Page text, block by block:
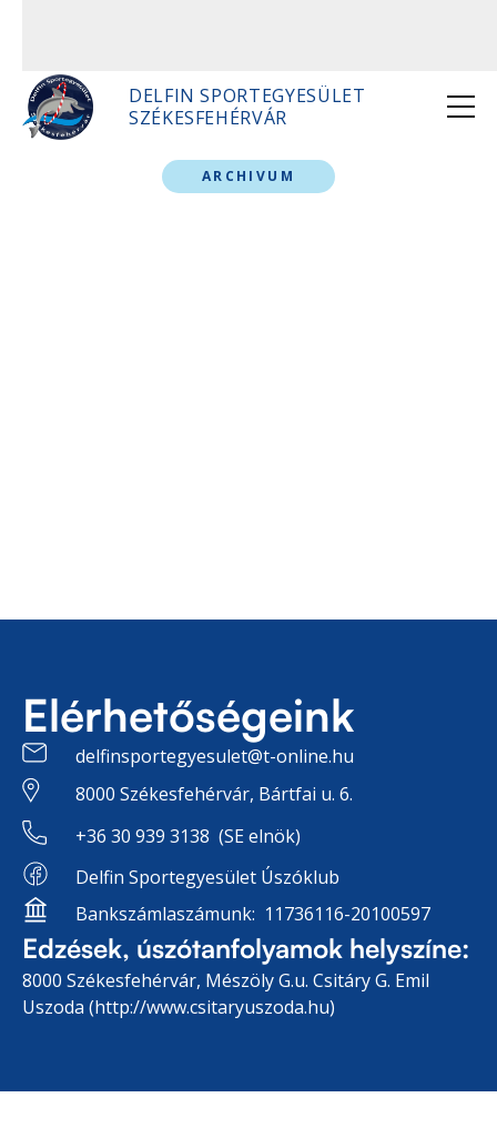
DELFIN SPORTEGYESÜLET
SZÉKESFEHÉRVÁR
ARCHIVUM
Elérhetőségeink
delfinsportegyesulet@t-online.hu
8000 Székesfehérvár, Bártfai u. 6.
+36 30 939 3138 (SE elnök)
Delfin Sportegyesület Úszóklub
Bankszámlaszámunk: 11736116-20100597
Edzések, úszótanfolyamok helyszíne:
8000 Székesfehérvár, Mészöly G.u. Csitáry G. Emil
Uszoda (http://www.csitaryuszoda.hu)